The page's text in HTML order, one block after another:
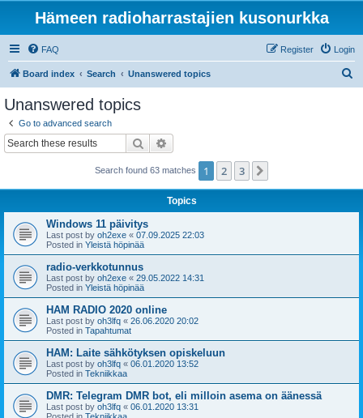
Hämeen radioharrastajien kusonurkka
FAQ Login
Register
Board index Search Unanswered topics
Unanswered topics
Go to advanced search
Search
Search found 63 matches 1 2 3
Topics
Windows 11 päivitys
Last post by oh2exe « 07.09.2025 22:03
Posted in Yleistä höpinää
radio-verkkotunnus
Last post by oh2exe « 29.05.2022 14:31
Posted in Yleistä höpinää
HAM RADIO 2020 online
Last post by oh3lfq « 26.06.2020 20:02
Posted in Tapahtumat
HAM: Laite sähkötyksen opiskeluun
Last post by oh3lfq « 06.01.2020 13:52
Posted in Tekniikkaa
DMR: Telegram DMR bot, eli milloin asema on äänessä
Last post by oh3lfq « 06.01.2020 13:31
Posted in Tekniikkaa